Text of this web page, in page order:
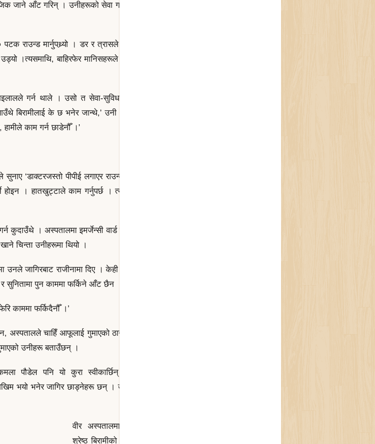
जाने आँट गरिन् । उनीहरूको सेवा गरिन्, शौच फ्याँकिन् । त्यसको बदला
राउन्ड मार्नुपथ्र्यो । डर र त्रासले उत्तिकै भाउन्न बनाउँथ्यो । श्रीमान्
।त्यसमाथि, बाहिरफेर मानिसहरूले सुनाउन थाले, ‘अब त झन् नयाँ-नयाँ
गर्न थाले । उसो त सेवा-सुविधा पनि आफूले खोजे जस्तो थिएन ।
बिरामीलाई के छ भनेर जान्थे,’ उनी भन्छिन्, ‘हामी भने जति बेलै उनीहरू
काम गर्न छाडेनौँ ।’
‘डाक्टरजस्तो पीपीई लगाएर राउन्डमा आउने जस्तो काम हाम्रो हुँदैन,’
। हातखुट्टाले काम गर्नुपर्छ । त्यही हातखुट्टा पनि पीपीईले बाँधेपछि
कुदाउँथे । अस्पतालमा इमर्जेन्सी वार्ड एउटा भवनमा थियो, एक्सरे गर्ने कोठा
चिन्ता उनीहरूमा थियो ।
जागिरबाट राजीनामा दिए । केही दिनअघि उनले भारतमा संक्रमितको
सुनितामा पुन काममा फर्किने आँट छैन ।
काममा फर्किदैनौँ ।’
अस्पतालले चाहिँ आफूलाई गुमाएको ठान्छन् उनीहरू । कामको लोड ज्यादा,
उनीहरू बताउँछन् ।
पौडेल पनि यो कुरा स्वीकार्छिन् । ‘पछिल्लो समय जागिर छाड्ने
भयो भनेर जागिर छाड्नेहरू छन् । उनीहरूलाई हामीले जति कोसिस गर्दा
वीर अस्पतालमा जेनरल फिजिसियन डा. सम्राट
श्रेष्ठ बिरामीको चाप बढ्दो भएको बेला सफाइकर्मीले